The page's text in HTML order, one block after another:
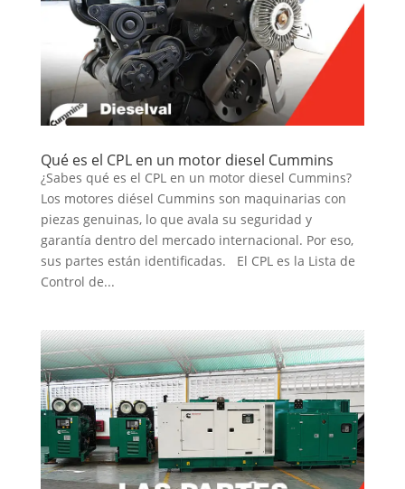
Qué es el CPL en un motor diesel Cummins
¿Sabes qué es el CPL en un motor diesel Cummins?
Los motores diésel Cummins son maquinarias con
piezas genuinas, lo que avala su seguridad y
garantía dentro del mercado internacional. Por eso,
sus partes están identificadas. El CPL es la Lista de
Control de...